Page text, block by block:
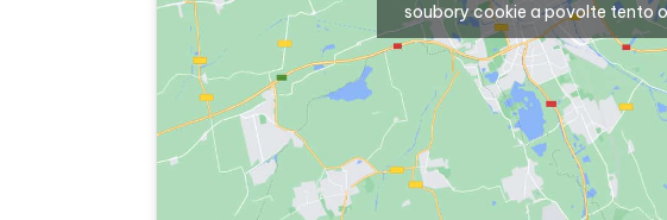
soubory cookie a povolte tento